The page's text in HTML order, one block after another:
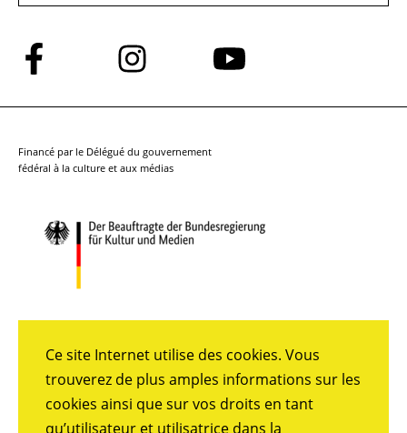
Ce site Internet utilise des cookies. Vous
trouverez de plus amples informations sur les
cookies ainsi que sur vos droits en tant
qu’utilisateur et utilisatrice dans la
Suivez-
nous
sur
Suivez-
nous
sur
Suivez-
sur
Financé par le Délégué du gouvernement
fédéral à la culture et aux médias